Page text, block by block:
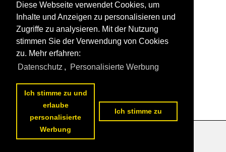
Datenschutzerklärung
Diese Webseite verwendet Cookies, um
Inhalte und Anzeigen zu personalisieren und
Zugriffe zu analysieren. Mit der Nutzung
stimmen Sie der Verwendung von Cookies
zu. Mehr erfahren:
Datenschutz , Personalisierte Werbung
Ich stimme zu und
erlaube
personalisierte
Werbung
Ich stimme zu